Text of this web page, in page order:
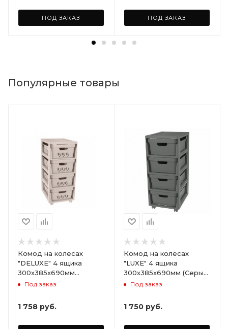
ПОД ЗАКАЗ ПОД ЗАКАЗ
Популярные товары
Комод на колесах
"DELUXE" 4 ящика
300х385х690мм
(Светло-бежевый)
Под заказ
1 758 руб.
Комод на колесах
"LUXE" 4 ящика
300х385х690мм (Серый)
ARD258086
Под заказ
1 750 руб.